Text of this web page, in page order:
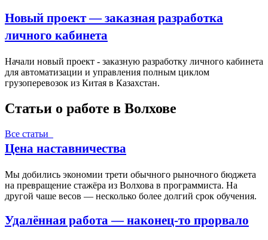
Новый проект — заказная разработка
личного кабинета
Начали новый проект - заказную разработку личного кабинета
для автоматизации и управления полным циклом
грузоперевозок из Китая в Казахстан.
Статьи о работе в Волхове
Все статьи
Цена наставничества
Мы добились экономии трети обычного рыночного бюджета
на превращение стажёра из Волхова в программиста. На
другой чаше весов — несколько более долгий срок обучения.
Удалённая работа — наконец-то прорвало